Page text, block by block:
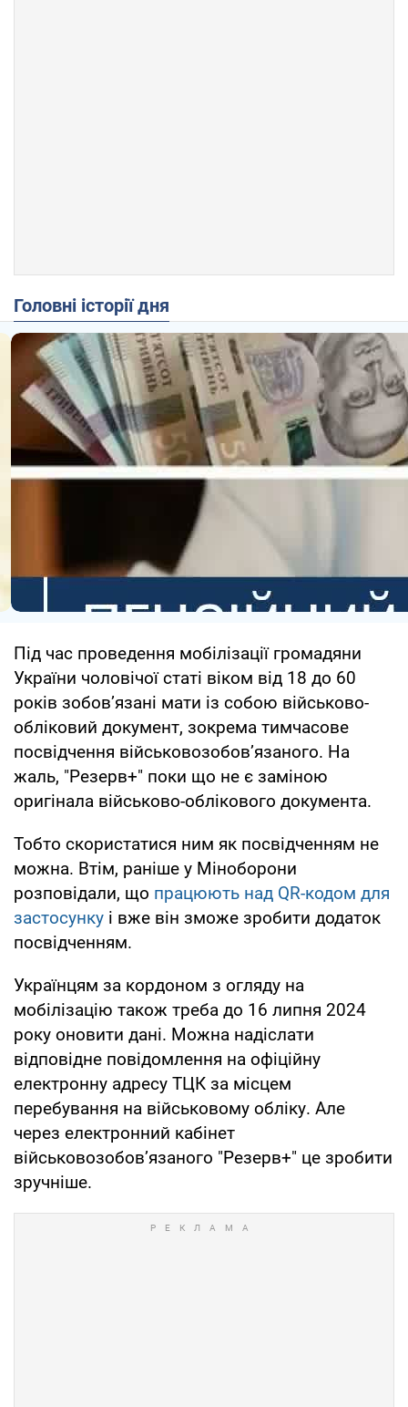
Головні історії дня
Під час проведення мобілізації громадяни
України чоловічої статі віком від 18 до 60
років зобов’язані мати із собою військово-
обліковий документ, зокрема тимчасове
посвідчення військовозобов’язаного. На
жаль, "Резерв+" поки що не є заміною
оригінала військово-облікового документа.
Тобто скористатися ним як посвідченням не
можна. Втім, раніше у Міноборони
розповідали, що працюють над QR-кодом для
застосунку і вже він зможе зробити додаток
посвідченням.
Українцям за кордоном з огляду на
мобілізацію також треба до 16 липня 2024
року оновити дані. Можна надіслати
відповідне повідомлення на офіційну
електронну адресу ТЦК за місцем
перебування на військовому обліку. Але
через електронний кабінет
військовозобов’язаного "Резерв+" це зробити
зручніше.